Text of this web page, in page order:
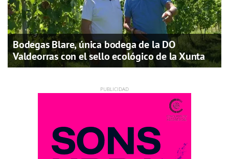
Bodegas Blare, única bodega de la DO
Valdeorras con el sello ecológico de la Xunta